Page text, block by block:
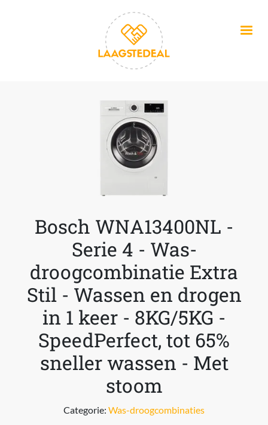
Bosch WNA13400NL -
Serie 4 - Was-
droogcombinatie Extra
Stil - Wassen en drogen
in 1 keer - 8KG/5KG -
SpeedPerfect, tot 65%
sneller wassen - Met
stoom
Categorie: Was-droogcombinaties